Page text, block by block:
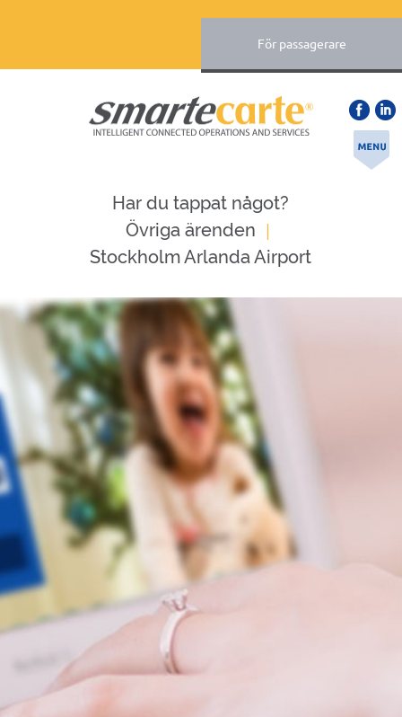
För passagerare
Har du tappat något?
Övriga ärenden |
Stockholm Arlanda Airport